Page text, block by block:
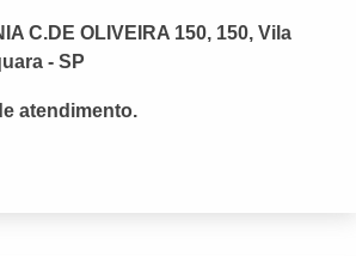
C.DE OLIVEIRA 150, 150, Vila
- SP
atendimento.